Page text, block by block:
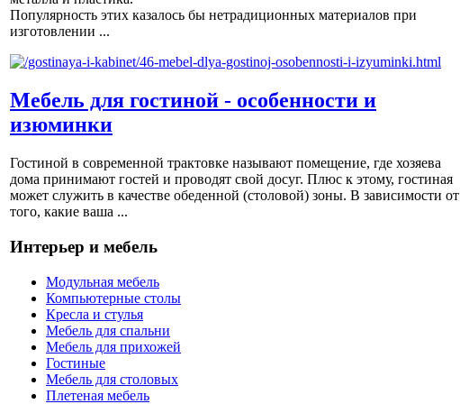
Популярность этих казалось бы нетрадиционных материалов при
изготовлении ...
Мебель для гостиной - особенности и
изюминки
Гостиной в современной трактовке называют помещение, где хозяева
дома принимают гостей и проводят свой досуг. Плюс к этому, гостиная
может служить в качестве обеденной (столовой) зоны. В зависимости от
того, какие ваша ...
Интерьер и мебель
Модульная мебель
Компьютерные столы
Кресла и стулья
Мебель для спальни
Мебель для прихожей
Гостиные
Мебель для столовых
Плетеная мебель